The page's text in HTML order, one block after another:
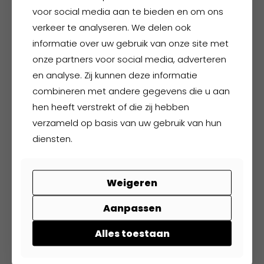
kan
gekozen
op
de
productpagina
Hydrowear Bonaire
€45,92incl. BTW
heeft
variaties.
voor social media aan te bieden en om ons
verkeer te analyseren. We delen ook
informatie over uw gebruik van onze site met
onze partners voor social media, adverteren
en analyse. Zij kunnen deze informatie
combineren met andere gegevens die u aan
hen heeft verstrekt of die zij hebben
verzameld op basis van uw gebruik van hun
diensten.
Weigeren
Aanpassen
Alles toestaan